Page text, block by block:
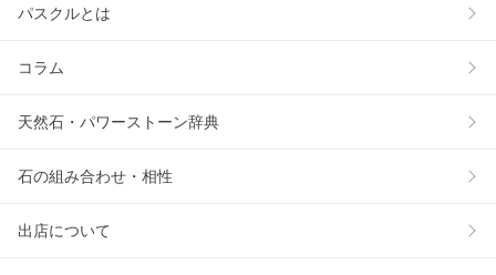
パスクルとは
コラム
天然石・パワーストーン辞典
石の組み合わせ・相性
出店について